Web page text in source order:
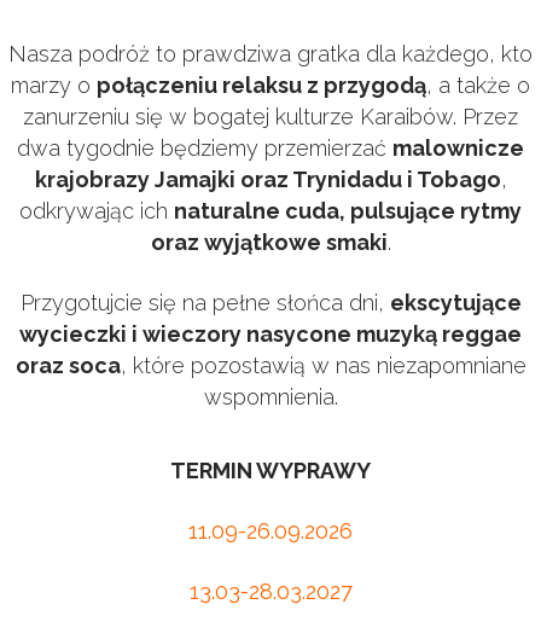
Nasza podróż to prawdziwa gratka dla każdego, kto
marzy o połączeniu relaksu z przygodą, a także o
zanurzeniu się w bogatej kulturze Karaibów. Przez
dwa tygodnie będziemy przemierzać malownicze
krajobrazy Jamajki oraz Trynidadu i Tobago,
odkrywając ich naturalne cuda, pulsujące rytmy
oraz wyjątkowe smaki.
Przygotujcie się na pełne słońca dni, ekscytujące
wycieczki i wieczory nasycone muzyką reggae
oraz soca, które pozostawią w nas niezapomniane
wspomnienia.
TERMIN WYPRAWY
11.09-26.09.2026
13.03-28.03.2027